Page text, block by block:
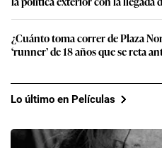
¿Cuánto toma correr de Plaza
‘runner’ de 18 años que se reta
Lo último en Películas